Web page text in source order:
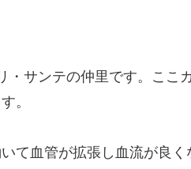
・サンテの仲里です。ここ
。
て血管が拡張し血流が良